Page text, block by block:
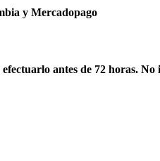
y Mercadopago
antes de 72 horas.